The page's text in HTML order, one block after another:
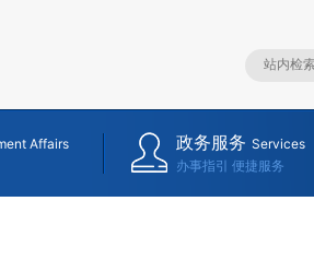
Affairs
政务服务 Services
办事指引 便捷服务